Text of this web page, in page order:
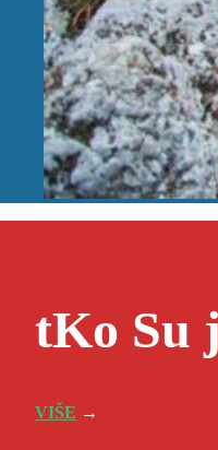
tKo Su
VIŠE →